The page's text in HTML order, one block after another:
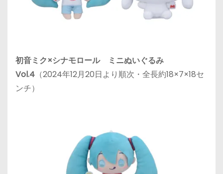
初音ミク×シナモロール ミニぬいぐるみ
Vol.4 （2024年12月20日より順次・全長約18×7×18セ
ンチ）